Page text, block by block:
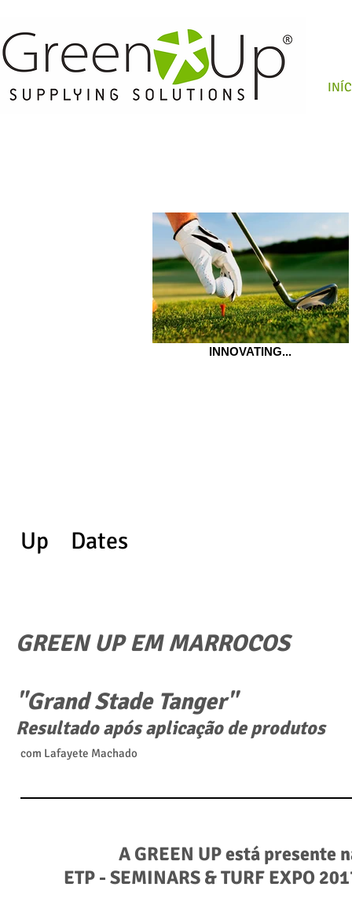
INNOVATING...
Up Dates
GREEN UP EM MARROCOS
"Grand Stade Tanger"
Resultado após aplicação de produtos
com Lafayete Machado
A GREEN UP está presente
ETP - SEMINARS & TURF EXPO